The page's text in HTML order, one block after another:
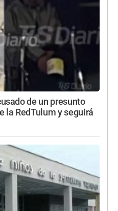
de un presunto
la RedTulum y seguirá